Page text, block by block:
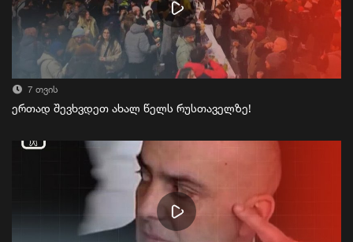
7 თვის
ერთად შევხვდეთ ახალ წელს რუსთაველზე!